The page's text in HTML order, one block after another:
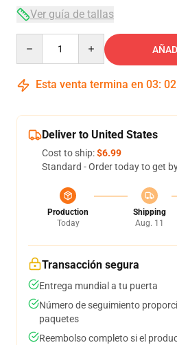
Ver guía de tallas
Esta venta termina en 03: 02
Deliver to United States
Cost to ship:$6.99
Standard - Order today to get
Production
Today
Shipping
Aug. 11
Transacción segura
Entrega mundial a tu puerta
Número de seguimiento
paquetes
Reembolso completo si el